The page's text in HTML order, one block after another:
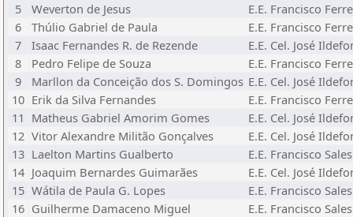
5
Weverton de Jesus
E.E. Francisco
6
Thúlio Gabriel de Paula
E.E. Francisco
7
Isaac Fernandes R. de Rezende
E.E. Cel. José
8
Pedro Felipe de Souza
E.E. Francisco
9
Marllon da Conceição dos S. Domingos E.E. Cel. José
10 Erik da Silva Fernandes
E.E. Francisco
11 Matheus Gabriel Amorim Gomes
E.E. Cel. José
12 Vitor Alexandre Militão Gonçalves
E.E. Cel. José
13 Laelton Martins Gualberto
E.E. Francisco
14 Joaquim Bernardes Guimarães
E.E. Cel. José
15 Wátila de Paula G. Lopes
E.E. Francisco
16 Guilherme Damaceno Miguel
E.E. Francisco